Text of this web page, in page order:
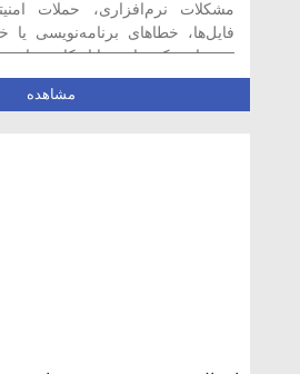
مشکلات نرم‌افزاری، حملات
فایل‌ها، خطاهای برنامه‌نویسی
می‌توانند یک سایت را از کار
مشاهده